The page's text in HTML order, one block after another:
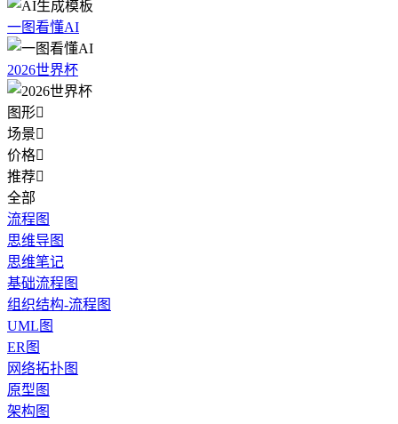
一图看懂AI
2026世界杯
图形
场景
价格
推荐
全部
流程图
思维导图
思维笔记
基础流程图
组织结构-流程图
UML图
ER图
网络拓扑图
原型图
架构图